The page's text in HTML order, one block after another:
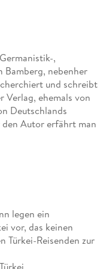
,
nebenher
und schreibt
Verlag, ehemals von
Deutschlands
Autor erfährt man
zwischen dem
Heute lebt sie in
auf dem Reiseblog
legen ein
vor, das keinen
Türkei-Reisenden zur